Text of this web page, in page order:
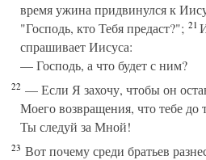
время ужина придвинулся к
"Господь, кто Тебя предаст?"; 21И
спрашивает Иисуса:
— Господь, а что будет с ним?
22 — Если Я захочу, чтобы он
Моего возвращения, что тебе
Ты следуй за Мной!
23 Вот почему среди братьев